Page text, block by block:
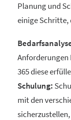
Planung und
einige Schritte,
Anforderungen
365 diese
Schulung:
mit den